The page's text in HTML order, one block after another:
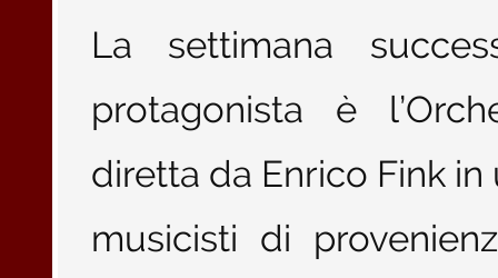
La settimana
protagonista è
diretta da Enrico Fink
musicisti di